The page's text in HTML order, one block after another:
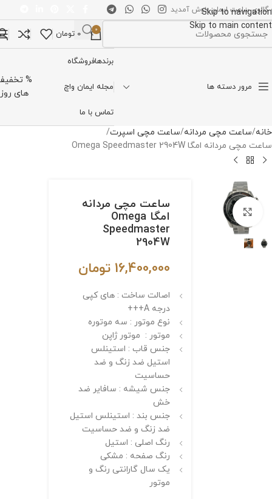
Skip to navigation
Skip to main content
گالری ساعت ایمان خوش آمدید
0
0 تومان
مرور دسته ها
برندهافروشگاه
مجله ایمان واچ
تماس با ما
%
های روز
خانه ساعت مچی مردانه ساعت مچی اسپرت
ساعت مچی مردانه امگا Omega Speedmaster 2904W
برای بزرگنمایی کلیک کنیدساعت مچی مردانه
امگا Omega
Speedmaster
2904W
16,400,000 تومان
اصالت ساخت : های کپی
درجه A+++
نوع موتور : سه موتوره
موتور : موتور ژاپن
جنس قاب : استینلس
استیل ضد زنگ و ضد
حساسیت
جنس شیشه : سافایر ضد
خش
جنس بند : استینلس استیل
ضد زنگ و ضد حساسیت
رنگ اصلی : استیل
رنگ صفحه : مشکی
یک سال گارانتی رنگ و
موتور